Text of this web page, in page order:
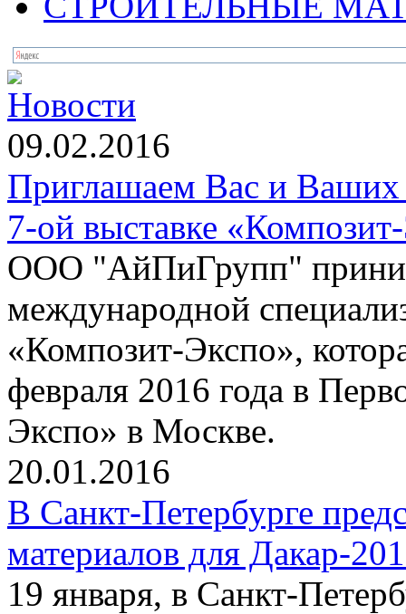
Новости
09.02.2016
Приглашаем Вас и Ваших
7-ой выставке
ООО "АйПиГрупп"
международной
«Композит-Экспо»,
февраля 2016 года в
Экспо» в Москве.
20.01.2016
В Санкт-Петербурге
материалов для Дакар-
19 января, в Санкт-